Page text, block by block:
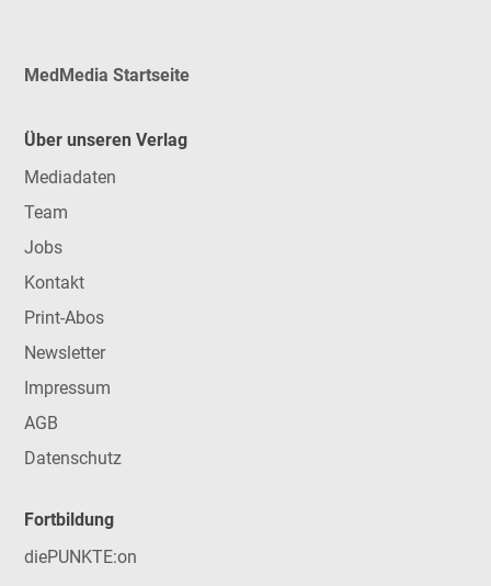
MedMedia Startseite
Über unseren Verlag
Mediadaten
Team
Jobs
Kontakt
Print-Abos
Newsletter
Impressum
AGB
Datenschutz
Fortbildung
diePUNKTE:on